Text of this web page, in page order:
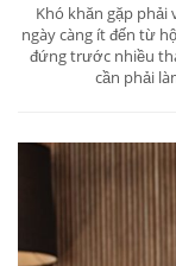
Khó khăn gặp phải
ngày càng ít đến từ
đứng trước nhiều
cần phải